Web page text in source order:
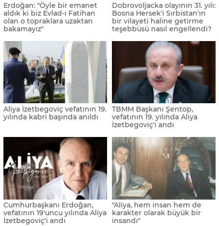
Erdoğan: "Öyle bir emanet
aldık ki biz Evlad-ı Fatihan
olan o topraklara uzaktan
bakamayız"
Dobrovoljacka olayının 31. yılı:
Bosna Hersek'i Sırbistan'ın
bir vilayeti haline getirme
teşebbüsü nasıl engellendi?
Aliya İzetbegoviç vefatının 19.
yılında kabri başında anıldı
TBMM Başkanı Şentop,
vefatının 19. yılında Aliya
İzetbegoviç'i andı
Cumhurbaşkanı Erdoğan,
vefatının 19'uncu yılında Aliya
İzetbegoviç'i andı
"Aliya, hem insan hem de
karakter olarak büyük bir
insandı"